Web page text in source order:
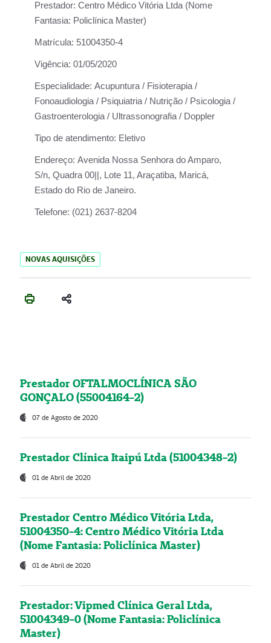
Prestador: Centro Médico Vitória Ltda (Nome
Fantasia: Policlínica Master)
Matrícula: 51004350-4
Vigência: 01/05/2020
Especialidade: Acupuntura / Fisioterapia /
Fonoaudiologia / Psiquiatria / Nutrição / Psicologia /
Gastroenterologia / Ultrassonografia / Doppler
Tipo de atendimento: Eletivo
Endereço: Avenida Nossa Senhora do Amparo,
S/n, Quadra 00||, Lote 11, Araçatiba, Maricá,
Estado do Rio de Janeiro.
Telefone: (021) 2637-8204
NOVAS AQUISIÇÕES
Prestador OFTALMOCLÍNICA SÃO
GONÇALO (55004164-2)
07 de Agosto de 2020
Prestador Clínica Itaipú Ltda (51004348-2)
01 de Abril de 2020
Prestador Centro Médico Vitória Ltda,
51004350-4: Centro Médico Vitória Ltda
(Nome Fantasia: Policlínica Master)
01 de Abril de 2020
Prestador: Vipmed Clínica Geral Ltda,
51004349-0 (Nome Fantasia: Policlínica
Master)